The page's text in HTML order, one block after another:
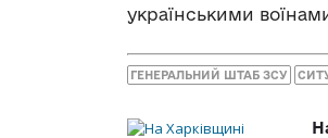
українськими
ГЕНЕРАЛЬНИЙ ШТАБ ЗСУ